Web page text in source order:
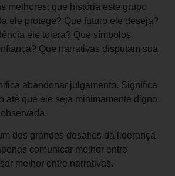
melhores: que história este grupo
ele protege? Que futuro ele deseja?
ele tolera? Que símbolos
Que narrativas disputam sua
abandonar julgamento. Significa
até que ele seja minimamente digno
dos grandes desafios da liderança
comunicar melhor entre
melhor entre narrativas.